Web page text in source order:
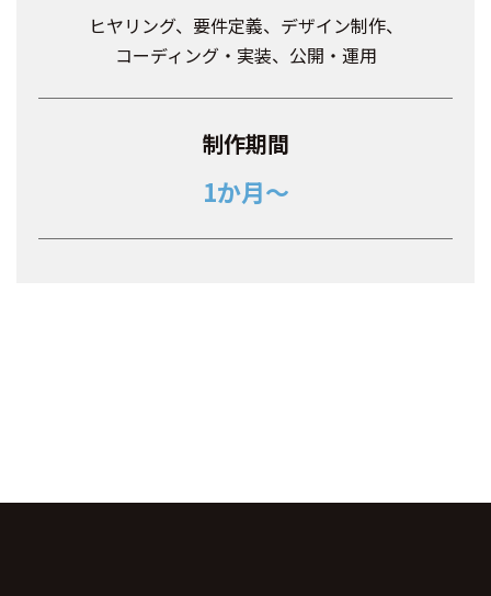
ヒヤリング、要件定義、デザイン制作、
コーディング・実装、公開・運用
制作期間
1か月～